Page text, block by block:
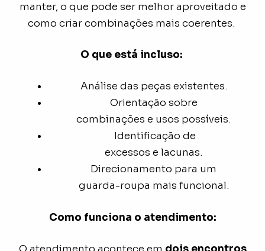
manter, o que pode ser melhor aproveitado e
como criar combinações mais coerentes.
O que está incluso:
Análise das peças existentes.
Orientação sobre
combinações e usos possíveis.
Identificação de
excessos e lacunas.
Direcionamento para um
guarda-roupa mais funcional.
Como funciona o atendimento: